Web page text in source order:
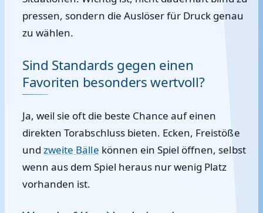
pressen, sondern die Auslöser für Druck genau
zu wählen.
Sind Standards gegen einen
Favoriten besonders wertvoll?
Ja, weil sie oft die beste Chance auf einen
direkten Torabschluss bieten. Ecken, Freistöße
undzweite Bälle können ein Spiel öffnen, selbst
wenn aus dem Spiel heraus nur wenig Platz
vorhanden ist.